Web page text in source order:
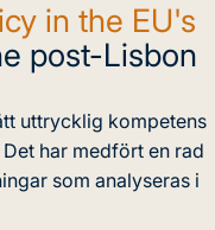
in the EU's
post-Lisbon
uttrycklig kompetens
har med­fört en rad
som analyseras i